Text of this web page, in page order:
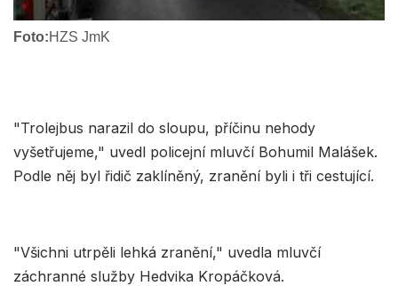
Foto:HZS JmK
"Trolejbus narazil do sloupu, příčinu nehody
vyšetřujeme," uvedl policejní mluvčí Bohumil Malášek.
Podle něj byl řidič zaklíněný, zranění byli i tři cestující.
"Všichni utrpěli lehká zranění," uvedla mluvčí
záchranné služby Hedvika Kropáčková.